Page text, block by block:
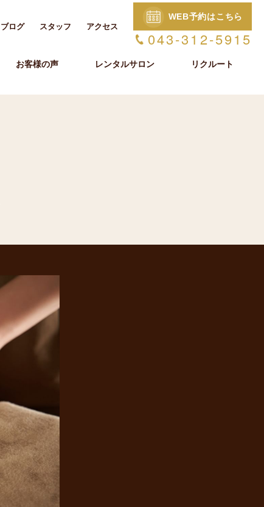
ブログ スタッフ アクセス
WEB予約はこちら
043-312-5915
お客様の声 レンタルサロン リクルート